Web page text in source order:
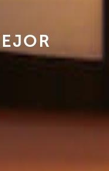
EJOR